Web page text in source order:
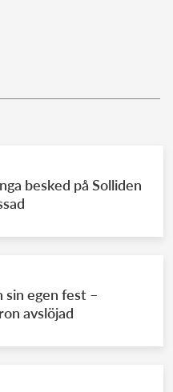
besked på Solliden
egen fest –
avslöjad